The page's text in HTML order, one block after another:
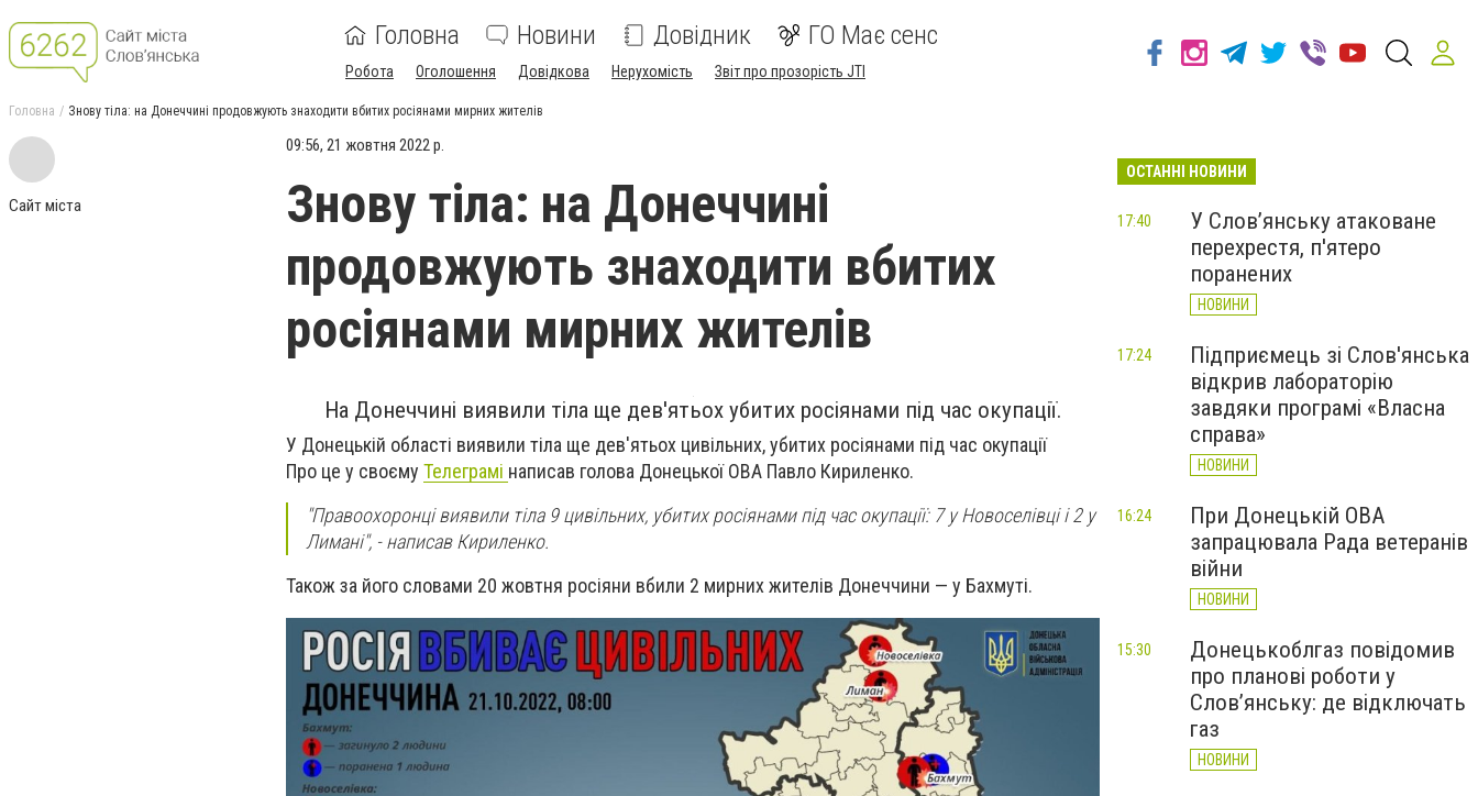
Головна Новини Довідник ГО Має сенс
Робота Оголошення Довідкова Нерухомість Звіт про прозорість JTI
Головна Знову тіла: на Донеччині продовжують знаходити вбитих росіянами мирних жителів
Сайт міста
09:56, 21 жовтня 2022 р.
Знову тіла: на Донеччині
продовжують знаходити вбитих
росіянами мирних жителів
На Донеччині виявили тіла ще дев'ятьох убитих росіянами під час окупації.
У Донецькій області виявили тіла ще дев'ятьох цивільних, убитих росіянами під час окупації
Про це у своєму Телеграмі написав голова Донецької ОВА Павло Кириленко.
"Правоохоронці виявили тіла 9 цивільних, убитих росіянами під час окупації: 7 у Новоселівці і 2 у
Лимані", - написав Кириленко.
Також за його словами 20 жовтня росіяни вбили 2 мирних жителів Донеччини — у Бахмуті.
ОСТАННІ НОВИНИ
У Слов’янську атаковане
перехрестя, п'ятеро
поранених
НОВИНИ
17:40
Підприємець зі Слов'янська
відкрив лабораторію
завдяки програмі «Власна
справа»
НОВИНИ
17:24
При Донецькій ОВА
запрацювала Рада ветеранів
війни
НОВИНИ
16:24
Донецькоблгаз повідомив
про планові роботи у
Слов’янську: де відключать
газ
НОВИНИ
15:30